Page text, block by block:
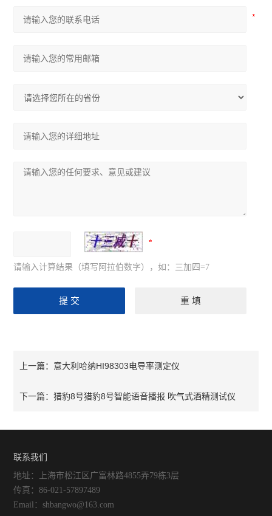
请输入计算结果（填写阿拉伯数字），如：三加四=7
上一篇： 意大利哈纳HI98303电导率测定仪
下一篇：猎豹8号猎豹8号智能语音播报 吹气式酒精测试仪
联系我们
地址：上海市松江区广富林路4855弄79栋3层
传真：86-021-57897489
Email：shbangwo@163.com